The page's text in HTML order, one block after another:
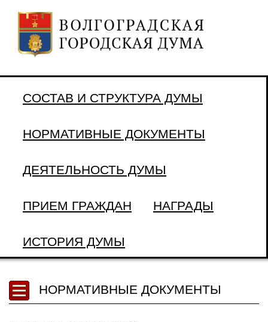
СОСТАВ И СТРУКТУРА ДУМЫ
НОРМАТИВНЫЕ ДОКУМЕНТЫ
ДЕЯТЕЛЬНОСТЬ ДУМЫ
ПРИЕМ ГРАЖДАН НАГРАДЫ
ИСТОРИЯ ДУМЫ
НОРМАТИВНЫЕ ДОКУМЕНТЫ